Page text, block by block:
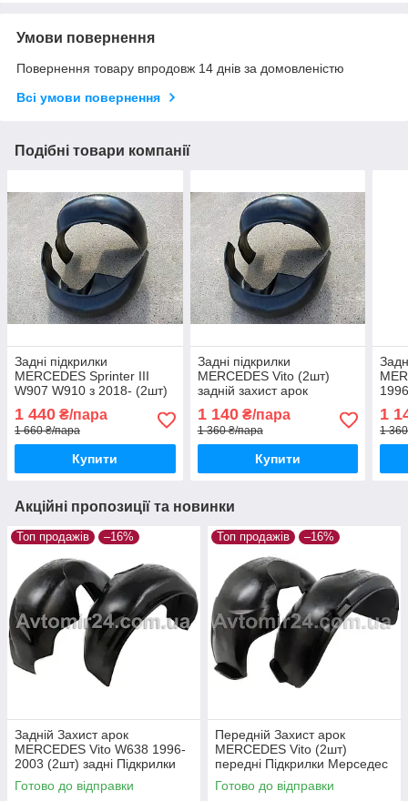
Умови повернення
Повернення товару впродовж 14 днів за домовленістю
Всі умови повернення
Подібні товари компанії
Задні підкрилки
MERCEDES Sprinter III
W907 W910 з 2018- (2шт)
Мерседес Спринтер з
2018 пара задніх
1 440 ₴/пара
1 660 ₴/пара
Купити
Задні підкрилки
MERCEDES Vito (2шт)
задній захист арок
1 140₴/пара
1 360 ₴/пара
Купити
1
1
Акційні пропозиції та новинки
Топ продажів –16%
Задній Захист арок
MERCEDES Vito W638 1996-
2003 (2шт) задні Підкрилки
Мерседес Віто В638 пара
задніх
Готово до відправки
Топ продажів –16%
Передній Захист арок
MERCEDES Vito (2шт)
передні Підкрилки Мерседес
Віто пара передніх
Готово до відправки